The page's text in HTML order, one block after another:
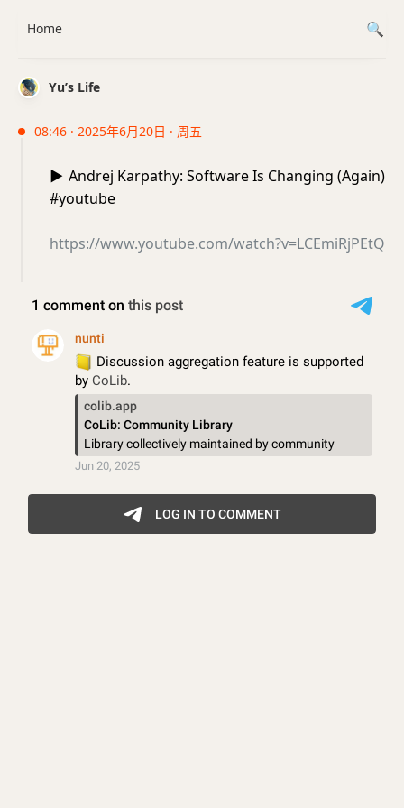
Yu’s Life
08:46 · 2025年6月20日 · 周五
▶️ Andrej Karpathy: Software Is Changing (Again)
#youtube
https://www.youtube.com/watch?v=LCEmiRjPEtQ
Home